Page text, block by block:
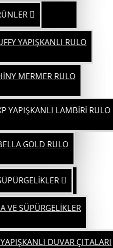
YAPIŞKANLI RULO
MERMER RULO
YAPIŞKANLI LAMBİRİ RULO
GOLD RULO
VE SÜPÜRGELİKLER
DUVAR ÇITALARI